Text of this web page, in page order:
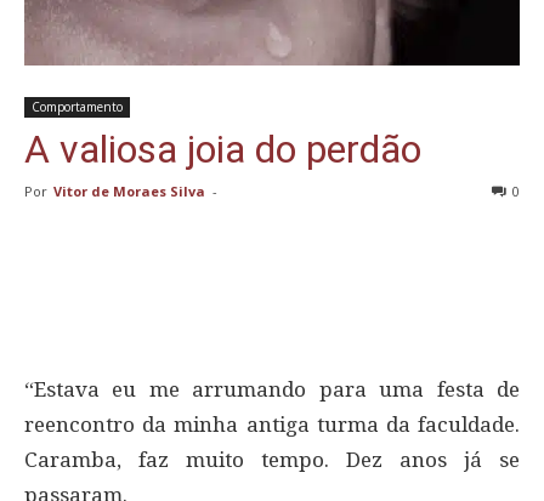
Comportamento
A valiosa joia do perdão
Por Vitor de Moraes Silva - 0
“Estava eu me arrumando para uma festa de
reencontro da minha antiga turma da faculdade.
Caramba, faz muito tempo. Dez anos já se
passaram.